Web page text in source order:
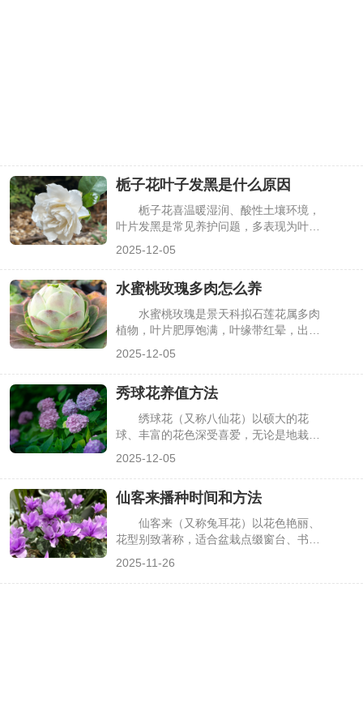
栀子花叶子发黑是什么原因
栀子花喜温暖湿润、酸性土壤环境，
叶片发黑是常见养护问题，多表现为叶尖
影响观赏价值，若不及时处理，还会导致
叶片脱落、植株长势衰退。其实，叶片发
黑主要与浇水、土壤、光照、病虫害等因
素相关，找准原因针对性调整，就能有效
改善，下面详细分析。
2025-12-05
水蜜桃玫瑰多肉怎么养
水蜜桃玫瑰是景天科拟石莲花属多肉
植物，叶片肥厚饱满，叶缘带红晕，出状
态时整体呈粉嫩蜜桃色，观赏价值极高。
配多肉的典型生长习性，但需针对性把控
细节。掌握科学的养护方法，能让植株保
持紧凑株型和艳丽色彩，避免常见养护问
题，下面详细介绍相关要点。
2025-12-05
秀球花养值方法
绣球花（又称八仙花）以硕大的花
球、丰富的花色深受喜爱，无论是地栽还
的养护重点也有所差异。掌握科学的养殖
方法，能让绣球花持续开花、长势旺盛，
避免常见养护误区，下面详细介绍相关要
点。
2025-12-05
仙客来播种时间和方法
仙客来（又称兔耳花）以花色艳丽、
花型别致著称，适合盆栽点缀窗台、书
质要求较高，若时机不对或方法有误，易
2025-11-26